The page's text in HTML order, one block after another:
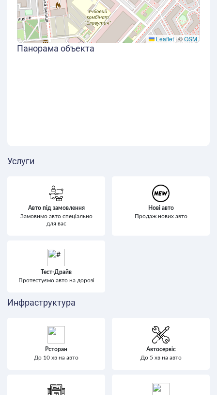
Leaflet |©OSM
Панорама объекта
Услуги
Авто під замовлення
Замовимо авто спеціально
для вас
Нові авто
Продаж нових авто
Тест-Драйв
Протестуємо авто на дорозі
Инфраструктура
Рсторан
До 10 хв на авто
Автосервіс
До 5 хв на авто